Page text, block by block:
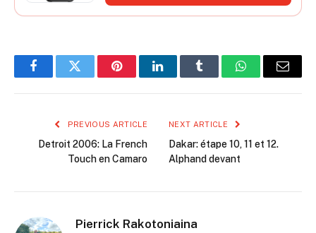
FacebookTwitter PinterestLinkedInTumblr WhatsAppEmail
PREVIOUS ARTICLE
Detroit 2006: La French
Touch en Camaro
NEXT ARTICLE
Dakar: étape 10, 11 et 12.
Alphand devant
Pierrick Rakotoniaina